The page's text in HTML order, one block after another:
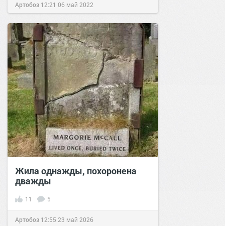
Артобоз 12:21 06 май 2022
Жила однажды, похоронена
дважды
11 5
Артобоз 12:55 23 май 2026